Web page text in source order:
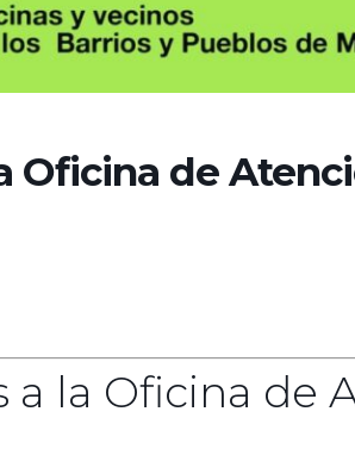
Oficina de
a la Oficina de